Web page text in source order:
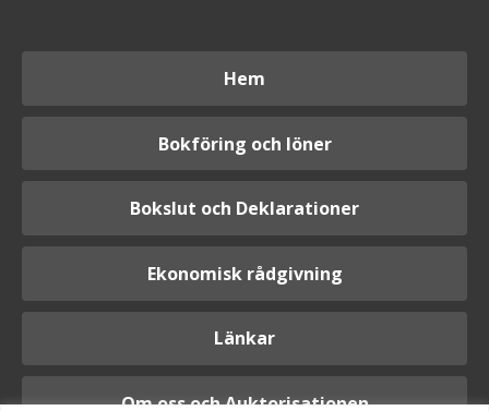
Hem
Bokföring och löner
Bokslut och Deklarationer
Ekonomisk rådgivning
Länkar
Om oss och Auktorisationen